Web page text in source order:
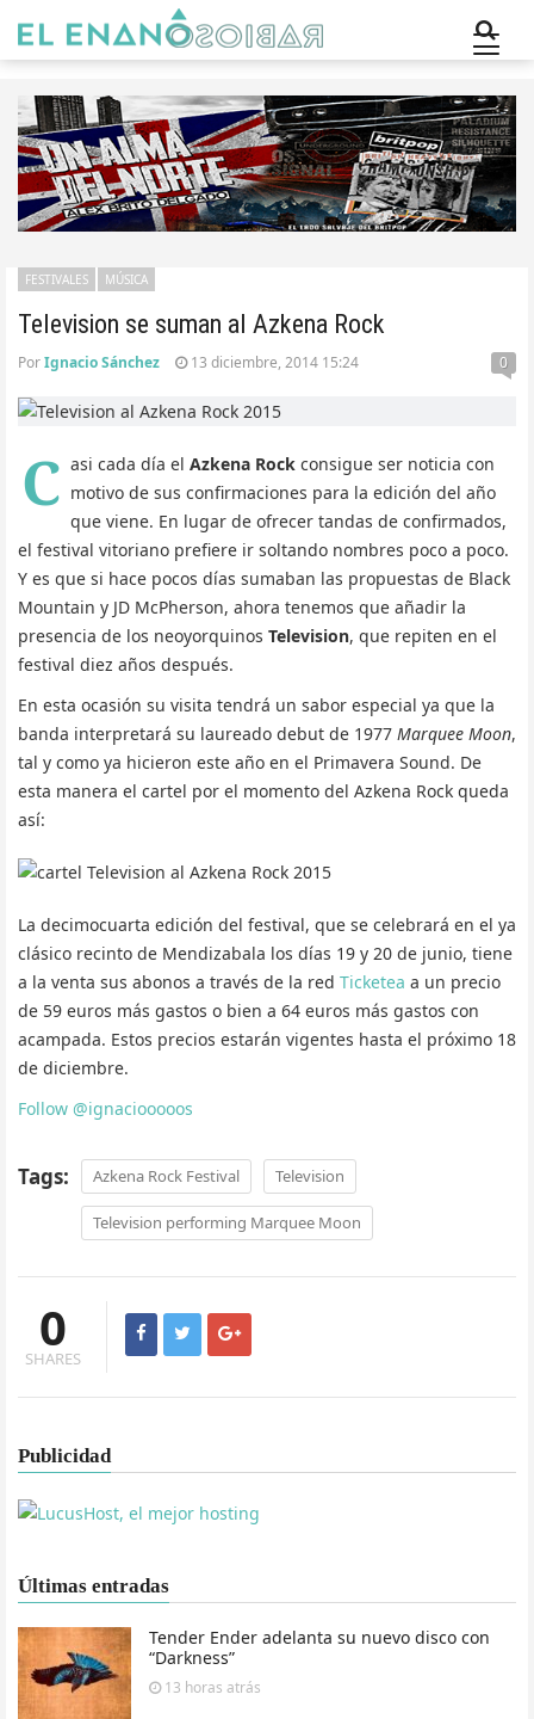
Television se suman al Azkena Rock
FESTIVALES MÚSICA
PorIgnacio Sánchez 13 diciembre, 2014 15:24 0
C asi cada día el Azkena Rock consigue ser noticia con
motivo de sus confirmaciones para la edición del año
que viene. En lugar de ofrecer tandas de confirmados,
el festival vitoriano prefiere ir soltando nombres poco a poco.
Y es que si hace pocos días sumaban las propuestas de Black
Mountain y JD McPherson, ahora tenemos que añadir la
presencia de los neoyorquinos Television, que repiten en el
festival diez años después.
En esta ocasión su visita tendrá un sabor especial ya que la
banda interpretará su laureado debut de 1977 Marquee Moon,
tal y como ya hicieron este año en el Primavera Sound. De
esta manera el cartel por el momento del Azkena Rock queda
así:
La decimocuarta edición del festival, que se celebrará en el ya
clásico recinto de Mendizabala los días 19 y 20 de junio, tiene
a la venta sus abonos a través de la red Ticketea a un precio
de 59 euros más gastos o bien a 64 euros más gastos con
acampada. Estos precios estarán vigentes hasta el próximo 18
de diciembre.
Follow @ignaciooooos
Tags: Azkena Rock Festival Television
Television performing Marquee Moon
0
SHARES
Publicidad
Últimas entradas
Tender Ender adelanta su nuevo disco con
“Darkness”
13 horas atrás